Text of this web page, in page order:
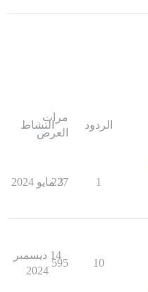
الردود
مرات
العرض
النشاط
1
227
3 مايو 2024
10
595
14 ديسمبر
2024